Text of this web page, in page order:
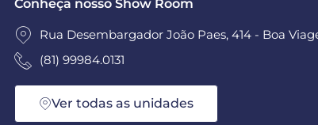
Conheça nosso Show Room
Rua Desembargador João Paes, 414 - Boa
(81) 99984.0131
Ver todas as unidades